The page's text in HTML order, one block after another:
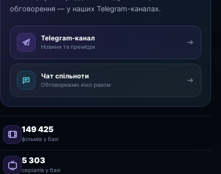
обговорення — у наших Telegram-каналах.
Telegram-канал
Новини та прем’єри
Чат спільноти
Обговорюємо кіно разом
149 425
фільмів у базі
5 303
серіалів у базі